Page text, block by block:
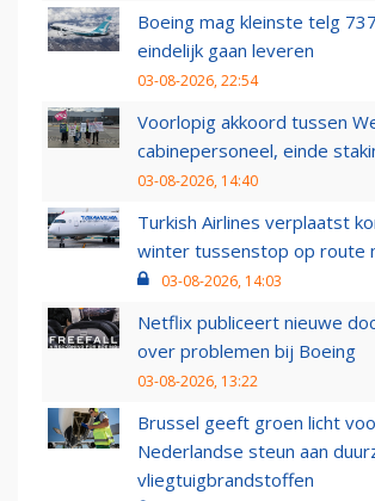
Boeing mag kleinste telg
eindelijk gaan leveren
03-08-2026, 22:54
Voorlopig akkoord tussen
cabinepersoneel, einde
03-08-2026, 14:40
Turkish Airlines verplaatst
winter tussenstop op route
03-08-2026, 14:03
Netflix publiceert nieuwe
over problemen bij Boeing
03-08-2026, 13:22
Brussel geeft groen licht
Nederlandse steun aan
vliegtuigbrandstoffen